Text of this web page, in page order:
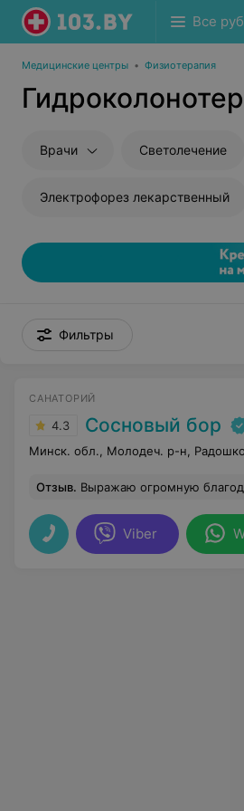
Все
Медицинские центры • Физиотерапия
Врачи Светолечение
Электрофорез лекарственный
Фильтры
САНАТОРИЙ
4.3 Сосновый бор
Минск. обл., Молодеч. р-н,
Отзыв. Выражаю огромную благодарность Адамовичу Максиму
Viber